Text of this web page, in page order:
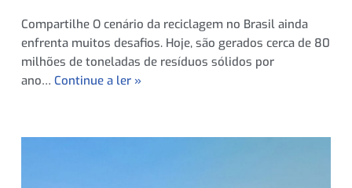
Compartilhe O cenário da reciclagem no Brasil ainda
enfrenta muitos desafios. Hoje, são gerados cerca de 80
milhões de toneladas de resíduos sólidos por
ano… Continue a ler »